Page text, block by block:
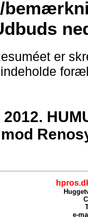
er
e-